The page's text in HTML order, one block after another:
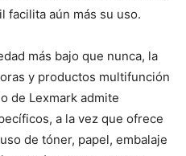
facilita aún más su uso.
más bajo que nunca, la
y productos multifunción
de Lexmark admite
a la vez que ofrece
de tóner, papel, embalaje